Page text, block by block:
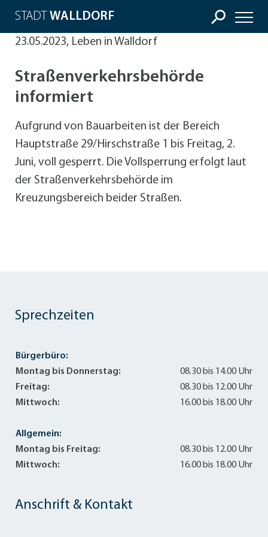
STADT WALLDORF
23.05.2023, Leben in Walldorf
Straßenverkehrsbehörde
informiert
Aufgrund von Bauarbeiten ist der Bereich
Hauptstraße 29/Hirschstraße 1 bis Freitag, 2.
Juni, voll gesperrt. Die Vollsperrung erfolgt laut
der Straßenverkehrsbehörde im
Kreuzungsbereich beider Straßen.
Anschrift & Kontakt
Sprechzeiten
Bürgerbüro:
Montag bis Donnerstag:
08.30 bis 14.00 Uhr
Freitag:
08.30 bis 12.00 Uhr
Mittwoch:
16.00 bis 18.00 Uhr
Allgemein:
Montag bis Freitag:
08.30 bis 12.00 Uhr
Mittwoch:
16.00 bis 18.00 Uhr